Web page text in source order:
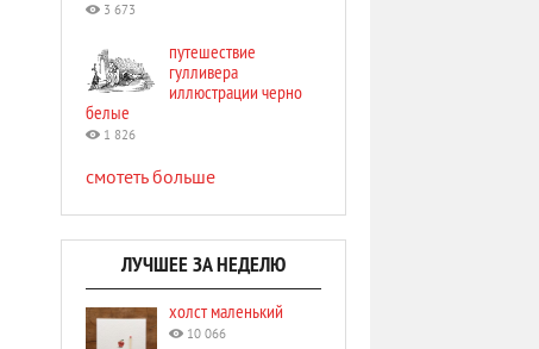
3 673
путешествие
гулливера
иллюстрации черно
белые
1 826
смотеть больше
ЛУЧШЕЕ ЗА НЕДЕЛЮ
холст маленький
10 066